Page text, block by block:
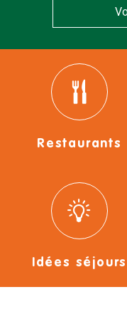
Restaurants
Idées séjours